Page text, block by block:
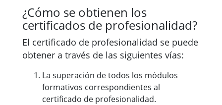
¿Cómo se obtienen los
certificados de profesionalidad?
El certificado de profesionalidad se puede
obtener a través de las siguientes vías:
La superación de todos los módulos
formativos correspondientes al
certificado de profesionalidad.